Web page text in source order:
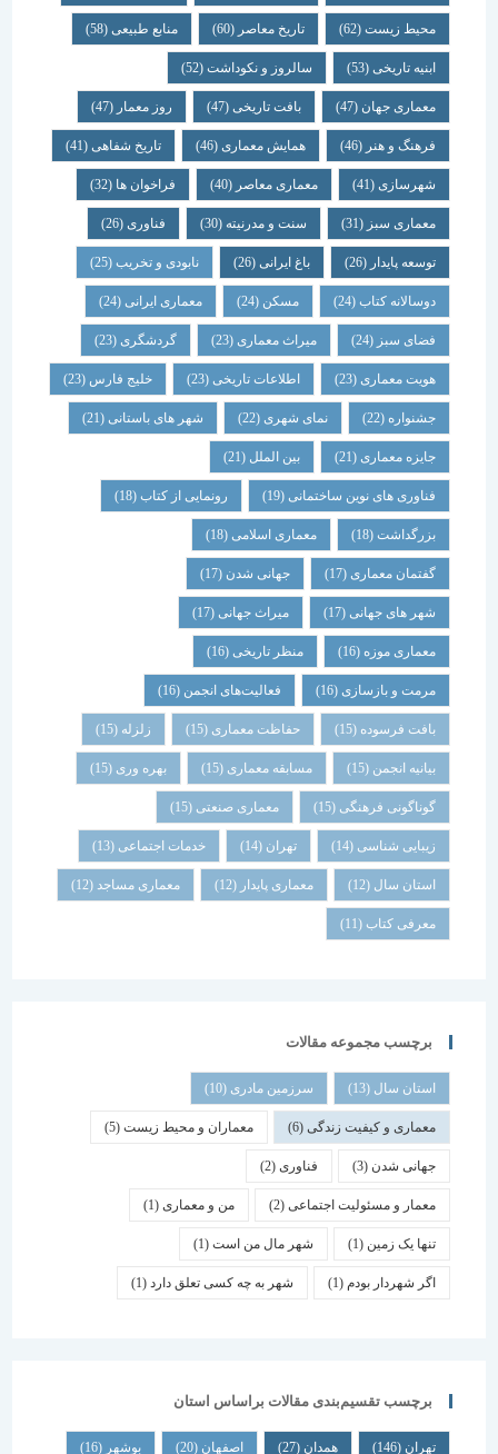
محیط زیست(62) تاریخ معاصر(60) منابع طبیعی(58)
ابنیه تاریخی(53) سالروز و نکوداشت(52)
معماری جهان (47) بافت تاریخی(47) روز معمار(47)
فرهنگ و هنر(46) همایش معماری (46) تاریخ شفاهی (41)
شهرسازی(41) معماری معاصر(40) فراخوان ها (32)
معماری سبز(31) سنت و مدرنیته(30) فناوری (26)
توسعه پایدار(26) باغ ایرانی(26) نابودی و تخریب(25)
دوسالانه کتاب(24) مسکن (24) معماری ایرانی(24)
فضای سبز(24) میراث معماری (23) گردشگری (23)
هویت معماری (23) اطلاعات تاریخی(23) خلیج فارس(23)
جشنواره(22) نمای شهری(22) شهر های باستانی (21)
جایزه معماری (21) بین الملل(21)
فناوری های نوین ساختمانی(19) رونمایی از کتاب (18)
بزرگداشت (18) معماری اسلامی(18)
گفتمان معماری (17) جهانی شدن(17)
شهر های جهانی(17) میراث جهانی(17)
معماری موزه(16) منظر تاریخی (16)
مرمت و بازسازی(16) فعالیت‌های انجمن(16)
بافت فرسوده (15) حفاظت معماری (15) زلزله
بیانیه انجمن(15) مسابقه معماری (15) بهره وری(15)
گوناگونی فرهنگی (15) معماری صنعتی(15)
زیبایی شناسی (14) تهران خدمات اجتماعی (13)
استان سال(12) معماری پایدار (12) معماری مساجد(12)
معرفی کتاب(11)
برچسب مجموعه مقالات
استان سال(13) سرزمین مادری(10)
معماری و کیفیت زندگی(6) معماران و محیط زیست(5)
جهانی شدن(3) فناوری (2)
معمار و مسئولیت اجتماعی (2) من و معماری (1)
تنها یک زمین(1) شهر مال من است(1)
اگر شهردار بودم (1) شهر به چه کسی تعلق دارد(1)
برچسب تقسیم‌بندی مقالات براساس استان
همدان اصفهان (20) بوشهر